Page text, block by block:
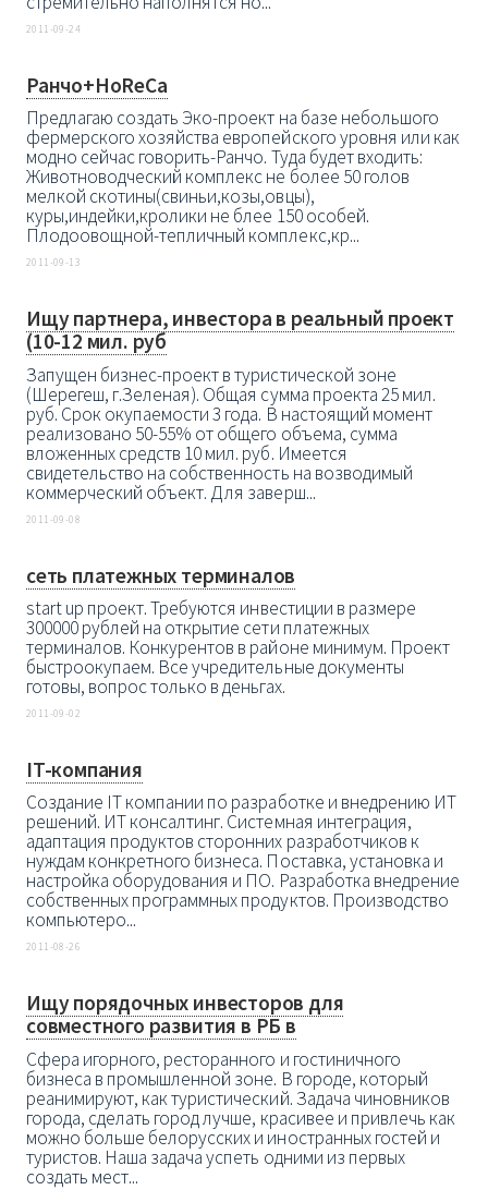
2011-09-24
Ранчо+HoReCa
Предлагаю создать Эко-проект на базе небольшого
фермерского хозяйства европейского уровня или как
модно сейчас говорить-Ранчо. Туда будет входить:
Животноводческий комплекс не более 50 голов
мелкой скотины(свиньи,козы,овцы),
куры,индейки,кролики не блее 150 особей.
Плодоовощной-тепличный комплекс,кр...
2011-09-13
Ищу партнера, инвестора в реальный проект
(10-12 мил. руб
Запущен бизнес-проект в туристической зоне
(Шерегеш, г.Зеленая). Общая сумма проекта 25 мил.
руб. Срок окупаемости 3 года. В настоящий момент
реализовано 50-55% от общего объема, сумма
вложенных средств 10 мил. руб. Имеется
свидетельство на собственность на возводимый
коммерческий объект. Для заверш...
2011-09-08
сеть платежных терминалов
start up проект. Требуются инвестиции в размере
300000 рублей на открытие сети платежных
терминалов. Конкурентов в районе минимум. Проект
быстроокупаем. Все учредительные документы
готовы, вопрос только в деньгах.
2011-09-02
IT-компания
Создание IT компании по разработке и внедрению ИТ
решений. ИТ консалтинг. Системная интеграция,
адаптация продуктов сторонних разработчиков к
нуждам конкретного бизнеса. Поставка, установка и
настройка оборудования и ПО. Разработка внедрение
собственных программных продуктов. Производство
компьютеро...
2011-08-26
Ищу порядочных инвесторов для
совместного развития в РБ в
Сфера игорного, ресторанного и гостиничного
бизнеса в промышленной зоне. В городе, который
реанимируют, как туристический. Задача чиновников
города, сделать город лучше, красивее и привлечь как
можно больше белорусских и иностранных гостей и
туристов. Наша задача успеть одними из первых
создать мест...